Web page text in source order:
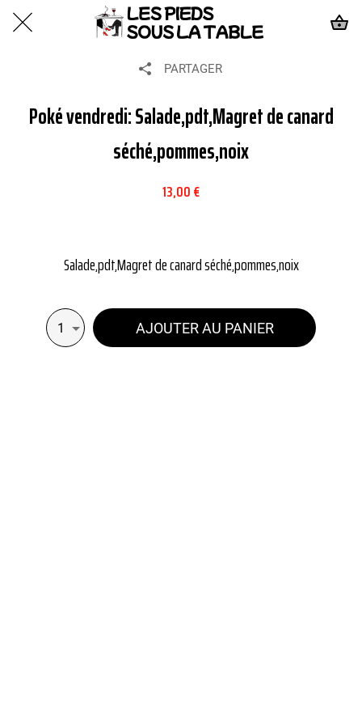
PARTAGER
Poké vendredi: Salade,pdt,Magret de canard
séché,pommes,noix
13,00 €
Salade,pdt,Magret de canard séché,pommes,noix
1 AJOUTER AU PANIER